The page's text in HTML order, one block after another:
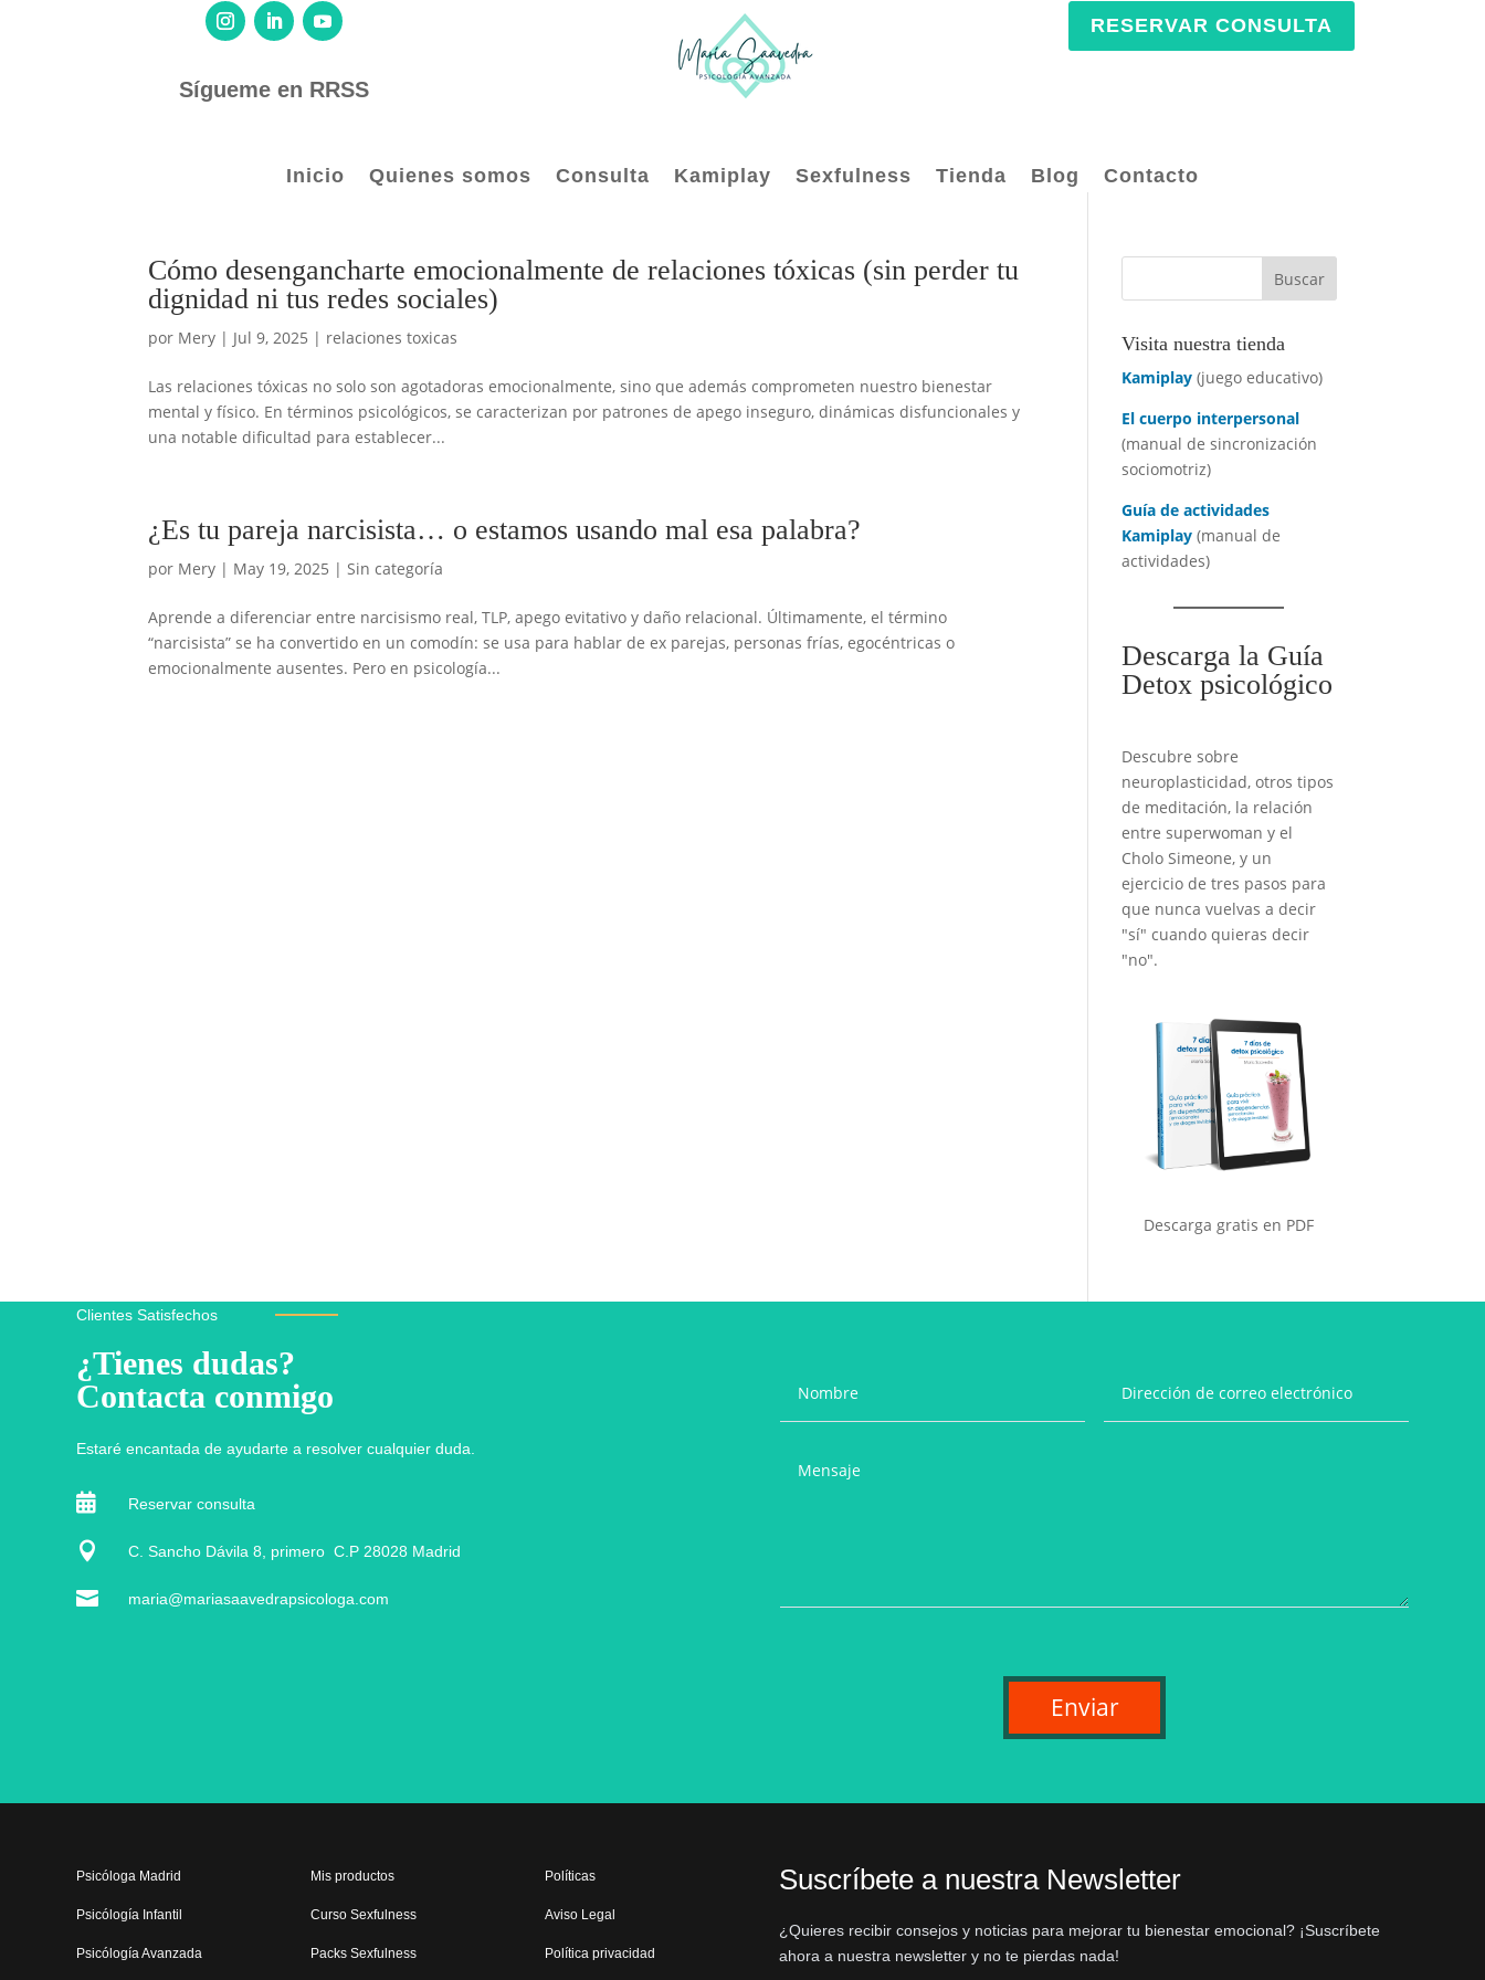
Sígueme en RRSS
RESERVAR CONSULTA
Inicio Quienes somos Consulta Kamiplay Sexfulness Tienda Blog Contacto
Cómo desengancharte emocionalmente de relaciones tóxicas (sin perder tu
dignidad ni tus redes sociales)
por Mery | Jul 9, 2025 | relaciones toxicas
Las relaciones tóxicas no solo son agotadoras emocionalmente, sino que además comprometen nuestro bienestar
mental y físico. En términos psicológicos, se caracterizan por patrones de apego inseguro, dinámicas disfuncionales y
una notable dificultad para establecer...
¿Es tu pareja narcisista… o estamos usando mal esa palabra?
por Mery | May 19, 2025 |Sin categoría
Aprende a diferenciar entre narcisismo real, TLP, apego evitativo y daño relacional. Últimamente, el término
“narcisista” se ha convertido en un comodín: se usa para hablar de ex parejas, personas frías, egocéntricas o
emocionalmente ausentes. Pero en psicología...
Visita nuestra tienda
Kamiplay (juego educativo)
El cuerpo interpersonal
(manual de sincronización
sociomotriz)
Guía de actividades
Kamiplay (manual de
actividades)
Descarga la Guía
Detox psicológico
Descubre sobre
neuroplasticidad, otros tipos
de meditación, la relación
entre superwoman y el
Cholo Simeone, y un
ejercicio de tres pasos para
que nunca vuelvas a decir
"sí" cuando quieras decir
"no".
Descarga gratis en PDF
Clientes Satisfechos
¿Tienes dudas?
Contacta conmigo
Estaré encantada de ayudarte a resolver cualquier duda.
 Reservar consulta
 C. Sancho Dávila 8, primero C.P 28028 Madrid
 maria@mariasaavedrapsicologa.com
Enviar
Psicóloga Madrid
Psicólogía Infantil
Psicólogía Avanzada
Mis productos
Curso Sexfulness
Packs Sexfulness
Políticas
Aviso Legal
Política privacidad
Suscríbete a nuestra Newsletter
¿Quieres recibir consejos y noticias para mejorar tu bienestar emocional? ¡Suscríbete
ahora a nuestra newsletter y no te pierdas nada!